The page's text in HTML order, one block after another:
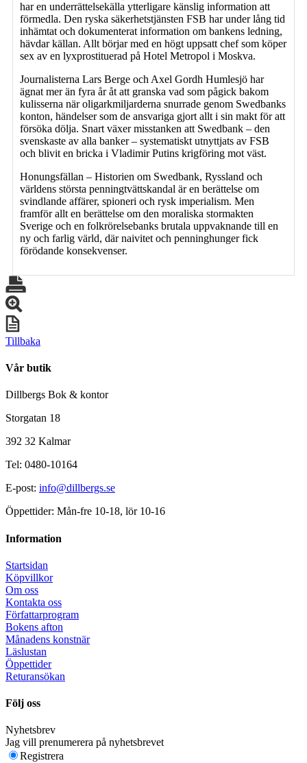
har en underrättelsekälla ytterligare känslig information att
förmedla. Den ryska säkerhetstjänsten FSB har under lång tid
inhämtat och dokumenterat information om bankens ledning,
hävdar källan. Allt börjar med en högt uppsatt chef som köper
sex av en lyxprostituerad på Hotel Metropol i Moskva.
Journalisterna Lars Berge och Axel Gordh Humlesjö har
ägnat mer än fyra år åt att granska vad som pågick bakom
kulisserna när oligarkmiljarderna snurrade genom Swedbanks
konton, händelser som de ansvariga gjort allt i sin makt för att
försöka dölja. Snart växer misstanken att Swedbank – den
svenskaste av alla banker – systematiskt utnyttjats av FSB
och blivit en bricka i Vladimir Putins krigföring mot väst.
Honungsfällan – Historien om Swedbank, Ryssland och
världens största penningtvättskandal är en berättelse om
svindlande affärer, spioneri och rysk imperialism. Men
framför allt en berättelse om den moraliska stormakten
Sverige och en folkrörelsebanks brutala uppvaknande till en
ny och farlig värld, där naivitet och penninghunger fick
förödande konsekvenser.
Tillbaka
Vår butik
Dillbergs Bok & kontor
Storgatan 18
392 32 Kalmar
Tel: 0480-10164
E-post: info@dillbergs.se
Öppettider: Mån-fre 10-18, lör 10-16
Information
Startsidan
Köpvillkor
Om oss
Kontakta oss
Författarprogram
Bokens afton
Månadens konstnär
Läslustan
Öppettider
Returansökan
Följ oss
Nyhetsbrev
Jag vill prenumerera på nyhetsbrevet
Registrera